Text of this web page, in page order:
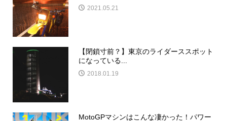
2021.05.21
【閉鎖寸前？】東京のライダーススポット
になっている...
2018.01.19
MotoGPマシンはこんな凄かった！パワー